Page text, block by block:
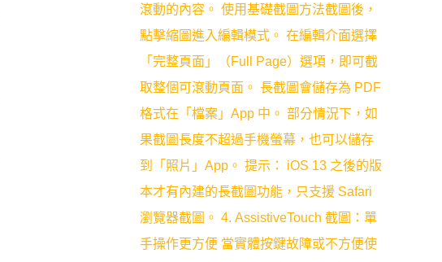
滾動的內容。 使用基礎截圖方法截圖後，
點擊縮圖進入編輯模式。 在編輯介面選擇
「完整頁面」（Full Page）選項，即可截
取整個可滾動頁面。 長截圖會儲存為 PDF
格式在「檔案」App 中。 部分情況下，如
果截圖長度不超過手機螢幕，也可以儲存
到「照片」App。 提示： iOS 13 之後的版
本才有內建的長截圖功能，只支援 Safari
瀏覽器截圖。 4. AssistiveTouch 截圖：單
手操作更方便 當實體按鍵故障或不方便使